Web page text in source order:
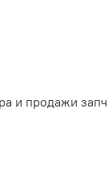
и продажи